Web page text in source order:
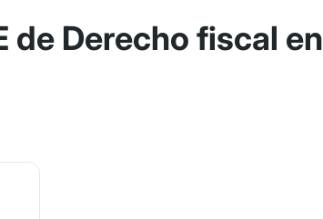
de Derecho fiscal en